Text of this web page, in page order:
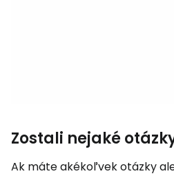
Zostali nejaké
Ak máte akékoľvek otázky